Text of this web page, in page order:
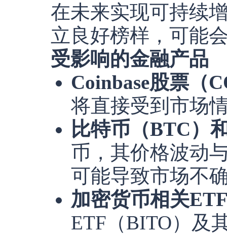
在未来实现可持续
立良好榜样，可能
受影响的金融产品
Coinbase股票（
将直接受到市场
比特币（BTC）
币，其价格波动
可能导致市场不
加密货币相关
ETF（BITO）及